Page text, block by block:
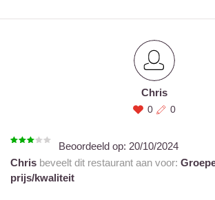
Chris
0 0
Beoordeeld op: 20/10/2024
Chris beveelt dit restaurant aan voor:
prijs/kwaliteit